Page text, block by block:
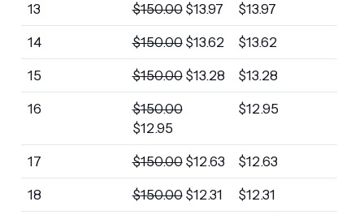
13 $150.00 $13.97 $13.97
14 $150.00 $13.62 $13.62
15 $150.00 $13.28 $13.28
16 $150.00
$12.95
$12.95
17 $150.00 $12.63 $12.63
18 $150.00 $12.31 $12.31